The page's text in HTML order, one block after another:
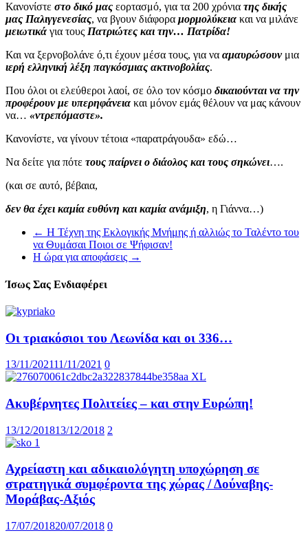
Κανονίστε στο δικό μας εορτασμό, για τα 200 χρόνια της δικής
μας Παλιγγενεσίας, να βγουν διάφορα μορμολύκεια και να μιλάνε
μειωτικά για τους Πατριώτες και την… Πατρίδα!
Και να ξερνοβολάνε ό,τι έχουν μέσα τους, για να αμαυρώσουνμια
ιερή ελληνική λέξη παγκόσμιας ακτινοβολίας.
Που όλοι οι ελεύθεροι λαοί, σε όλο τον κόσμο δικαιούνται να την
προφέρουν με υπερηφάνεια και μόνον εμάς θέλουν να μας κάνουν
να… «ντρεπόμαστε».
Κανονίστε, να γίνουν τέτοια «παρατράγουδα» εδώ…
Να δείτε για πότε τους παίρνει ο διάολος και τους σηκώνει….
(και σε αυτό, βέβαια,
δεν θα έχει καμία ευθύνη και καμία ανάμιξη, η Γιάννα…)
← Η Τέχνη της Εκλογικής Μνήμης ή αλλιώς το Ταλέντο του
να Θυμάσαι Ποιοι σε Ψήφισαν!
Η ώρα για αποφάσεις →
Ίσως Σας Ενδιαφέρει
Οι τριακόσιοι του Λεωνίδα και οι 336…
13/11/202111/11/2021 0
Ακυβέρνητες Πολιτείες – και στην Ευρώπη!
13/12/201813/12/2018 2
Αχρείαστη και αδικαιολόγητη υποχώρηση σε
στρατηγικά συμφέροντα της χώρας / Δούναβης-
Μοράβας-Αξιός
17/07/201820/07/2018 0